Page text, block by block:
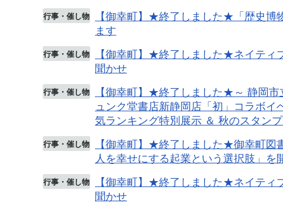
行事・催し物
【御幸町】★終了しました★「歴史博
ます
行事・催し物
【御幸町】★終了しました★ネイティ
聞かせ
行事・催し物
【御幸町】★終了しました★～ 静岡
ュンク堂書店新静岡店「初」コラボイ
気ランキング特別展示 ＆ 秋のスタン
行事・催し物
【御幸町】★終了しました★御幸町図
人を幸せにする起業という選択肢」を
行事・催し物
【御幸町】★終了しました★ネイティ
聞かせ